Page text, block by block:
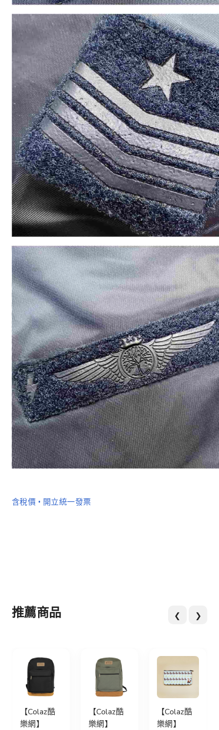
含稅價 • 開立統一發票
推薦商品 ❮ ❯
【Colaz酷
樂網】
【Colaz酷
樂網】
【Colaz酷
樂網】陽明